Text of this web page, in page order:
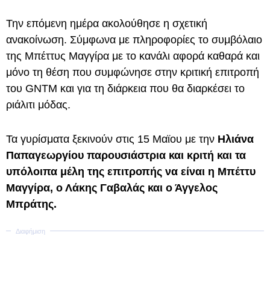
Την επόμενη ημέρα ακολούθησε η σχετική
ανακοίνωση. Σύμφωνα με πληροφορίες το συμβόλαιο
της Μπέττυς Μαγγίρα με το κανάλι αφορά καθαρά και
μόνο τη θέση που συμφώνησε στην κριτική επιτροπή
του GNTM και για τη διάρκεια που θα διαρκέσει το
ριάλιτι μόδας.
Τα γυρίσματα ξεκινούν στις 15 Μαϊου με την Ηλιάνα
Παπαγεωργίου παρουσιάστρια και κριτή και τα
υπόλοιπα μέλη της επιτροπής να είναι η Μπέττυ
Μαγγίρα, ο Λάκης Γαβαλάς και ο Άγγελος
Μπράτης.